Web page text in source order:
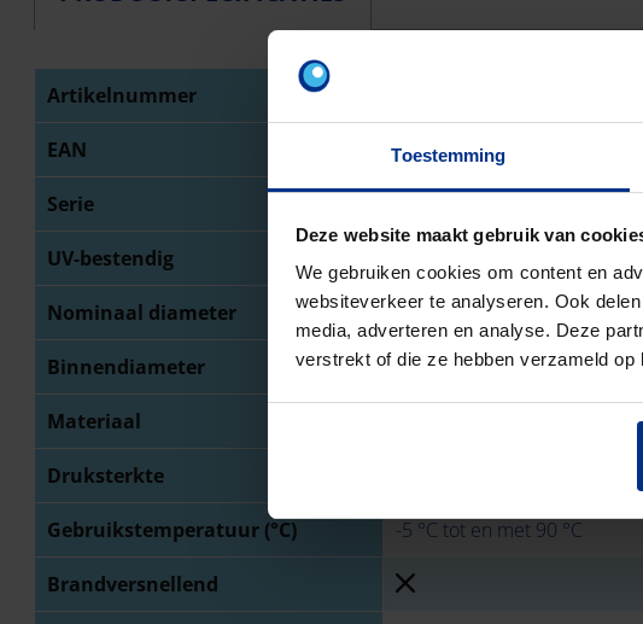
Toestemming
Deze website maakt gebruik van
We gebruiken cookies om content en
websiteverkeer te analyseren. Ook
media, adverteren en analyse. Deze
verstrekt of die ze hebben verzameld
Artikelnummer
EAN 5420056280679
Serie
UV-bestendig
Nominaal diameter 20 mm
Binnendiameter 13,8 mm
Materiaal
Druksterkte
Gebruikstemperatuur (°C) -5 °C tot en met 90 °C
Brandversnellend